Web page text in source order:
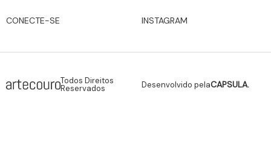
CONECTE-SE INSTAGRAM
Todos Direitos
Reservados Desenvolvido pelaCAPSULA.